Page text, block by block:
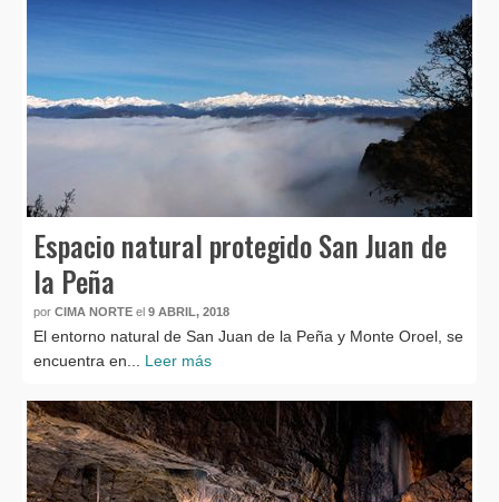
Espacio natural protegido San Juan de
la Peña
por CIMA NORTE el 9 ABRIL, 2018
El entorno natural de San Juan de la Peña y Monte Oroel, se
encuentra en... Leer más